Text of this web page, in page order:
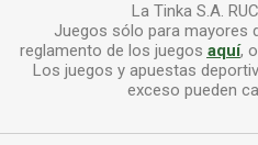
La Tinka S.A.
Juegos sólo para mayores
reglamento de los juegos aquí,
Los juegos y apuestas
exceso pueden